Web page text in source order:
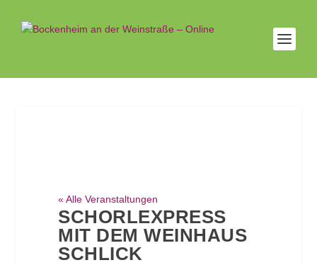
« Alle Veranstaltungen
SCHORLEXPRESS
MIT DEM WEINHAUS
SCHLICK